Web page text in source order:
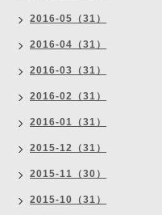
2016-05（31）
2016-04（31）
2016-03（31）
2016-02（31）
2016-01（31）
2015-12（31）
2015-11（30）
2015-10（31）